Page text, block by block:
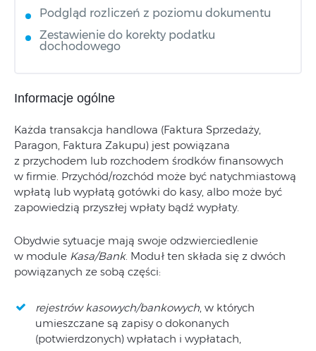
Podgląd rozliczeń z poziomu dokumentu
Zestawienie do korekty podatku
dochodowego
Informacje ogólne
Każda transakcja handlowa (Faktura Sprzedaży,
Paragon, Faktura Zakupu) jest powiązana
z przychodem lub rozchodem środków finansowych
w firmie. Przychód/rozchód może być natychmiastową
wpłatą lub wypłatą gotówki do kasy, albo może być
zapowiedzią przyszłej wpłaty bądź wypłaty.
Obydwie sytuacje mają swoje odzwierciedlenie
w module Kasa/Bank. Moduł ten składa się z dwóch
powiązanych ze sobą części:
rejestrów kasowych/bankowych, w których
umieszczane są zapisy o dokonanych
(potwierdzonych) wpłatach i wypłatach,